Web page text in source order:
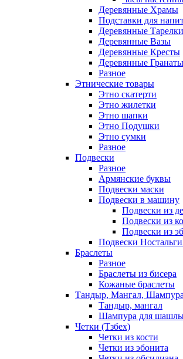
Деревянные Храмы
Подставки для
Деревянные Тарелки
Деревянные Вазы
Деревянные Кресты
Деревянные Гранаты
Разное
Этнические товары
Этно скатерти
Этно жилетки
Этно шапки
Этно Подушки
Этно сумки
Разное
Подвески
Разное
Армянские буквы
Подвески маски
Подвески в машину
Подвески из
Подвески из
Подвески из
Подвески
Браслеты
Разное
Браслеты из бисера
Кожаные браслеты
Тандыр, Мангал, Шампура
Тандыр, мангал
Шампура для
Четки (Тзбех)
Четки из кости
Четки из эбонита